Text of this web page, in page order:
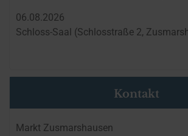
06.​08.​2026
Schloss-Saal (Schlosstraße 2,
Kontakt
Markt Zusmarshausen